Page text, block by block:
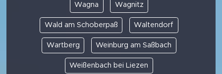
Wagna Wagnitz
Wald am Schoberpaß Waltendorf
Wartberg Weinburg am Saßbach
Weißenbach bei Liezen